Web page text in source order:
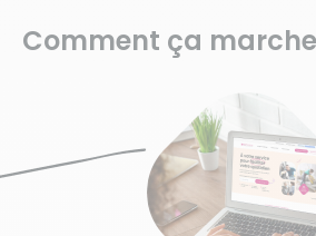
Comment ça